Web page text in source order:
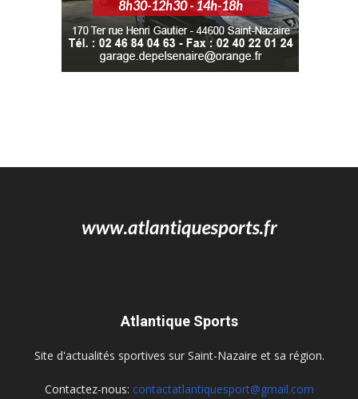
Atlantique Sports
Site d'actualités sportives sur Saint-Nazaire et sa région.
Contactez-nous: contactatlantiquesport@gmail.com